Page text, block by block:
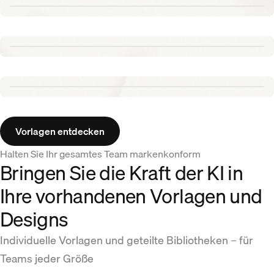
Vorlagen entdecken
Halten Sie Ihr gesamtes Team markenkonform
Bringen Sie die Kraft der KI in
Ihre vorhandenen Vorlagen und
Designs
Individuelle Vorlagen und geteilte Bibliotheken – für
Teams jeder Größe